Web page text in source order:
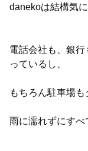
danekoは結構気に
電話会社も、銀
っているし、
もちろん駐車場も
雨に濡れずにすべ